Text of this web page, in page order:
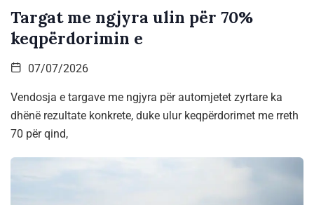
Targat me ngjyra ulin për 70%
keqpërdorimin e
07/07/2026
Vendosja e targave me ngjyra për automjetet zyrtare ka
dhënë rezultate konkrete, duke ulur keqpërdorimet me rreth
70 për qind,